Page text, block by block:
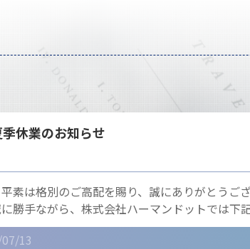
休業のお知らせ
は格別のご高配を賜り、誠にありがとうござ
勝手ながら、株式会社ハーマンドットでは下
休業とさせていただきます。 ■
13